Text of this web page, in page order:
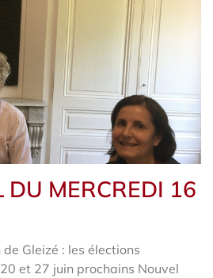
DU MERCREDI 16
Gleizé : les élections
et 27 juin prochains Nouvel